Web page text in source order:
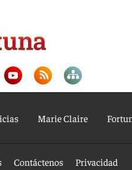
Marie Claire
Contáctenos
Privacidad